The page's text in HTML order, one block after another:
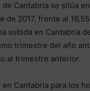
de Cantabria se sitúa
de 2017, frente al
subida en Cantabria
trimestre del año
al trimestre anterior.
en Cantabria para los